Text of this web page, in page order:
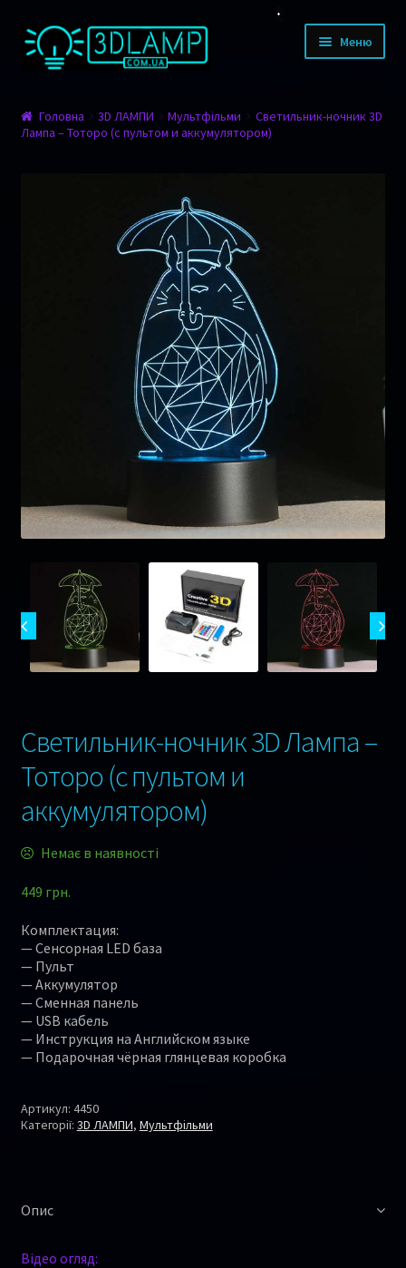
Перейти до навігації
Перейти до контенту Меню
Дизайн
Оплата та Доставка
Відгуки
Сертифікати
Гарантія 1 рік !
Головна 3D ЛАМПИ Мультфільми
Светильник-ночник 3D
Лампа – Тоторо (с пультом и аккумулятором)
Светильник-ночник 3D Лампа –
Тоторо (с пультом и
аккумулятором)
Немає в наявності
449 грн.
Комплектация:
— Сенсорная LED база
— Пульт
— Аккумулятор
— Сменная панель
— USB кабель
— Инструкция на Английском языке
— Подарочная чёрная глянцевая коробка
Артикул: 4450
Категорії: 3D ЛАМПИ, Мультфільми
Опис
Відео огляд: